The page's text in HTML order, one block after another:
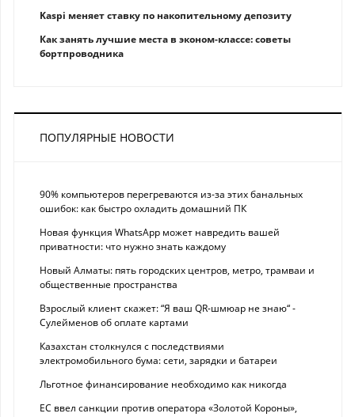
Kaspi меняет ставку по накопительному депозиту
Как занять лучшие места в эконом-классе: советы
бортпроводника
ПОПУЛЯРНЫЕ НОВОСТИ
90% компьютеров перегреваются из-за этих банальных
ошибок: как быстро охладить домашний ПК
Новая функция WhatsApp может навредить вашей
приватности: что нужно знать каждому
Новый Алматы: пять городских центров, метро, трамваи и
общественные пространства
Взрослый клиент скажет: “Я ваш QR-шмюар не знаю“ -
Сулейменов об оплате картами
Казахстан столкнулся с последствиями
электромобильного бума: сети, зарядки и батареи
Льготное финансирование необходимо как никогда
ЕС ввел санкции против оператора «Золотой Короны»,